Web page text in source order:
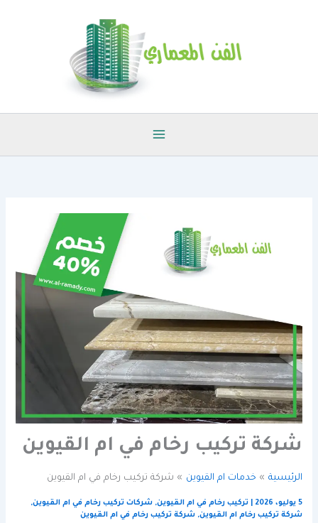
شركة تركيب رخام في ام القيوين
الرئيسية خدمات ام القيوين شركة تركيب رخام في ام القيوين
5 يوليو، 2026 |تركيب رخام في ام القيوين,شركات تركيب رخام في ام القيوين,
شركة تركيب رخام ام القيوين,شركة تركيب رخام في ام القيوين